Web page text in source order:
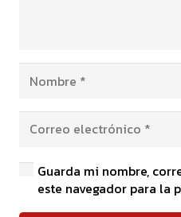
Guarda mi nombre,
este navegador para la